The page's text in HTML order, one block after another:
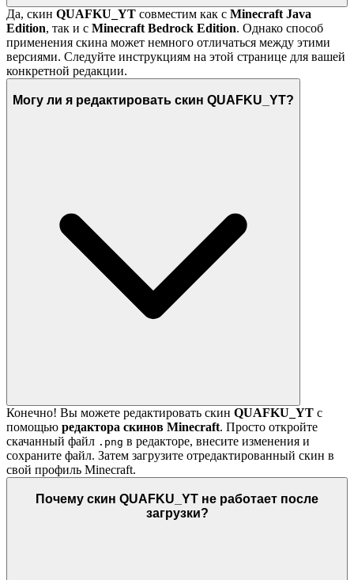
Да, скин QUAFKU_YT совместим как с Minecraft Java
Edition, так и с Minecraft Bedrock Edition. Однако способ
применения скина может немного отличаться между этими
версиями. Следуйте инструкциям на этой странице для вашей
конкретной редакции.
Могу ли я редактировать скин QUAFKU_YT?
Конечно! Вы можете редактировать скин QUAFKU_YT с
помощью редактора скинов Minecraft. Просто откройте
скачанный файл .png в редакторе, внесите изменения и
сохраните файл. Затем загрузите отредактированный скин в
свой профиль Minecraft.
Почему скин QUAFKU_YT не работает после
загрузки?